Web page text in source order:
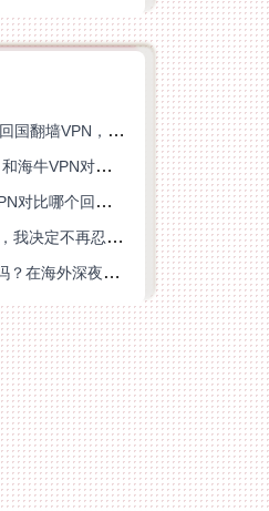
海外党必看：如何选对回国翻墙VPN，无缝解锁国内资源？
ChickCN VPN好用吗？和海牛VPN对比哪个回国效果更好？
ChickCN VPN和当归VPN对比哪个回国效果更好？海外党亲测后选了它
深夜连不上Steam回国，我决定不再忍受这数字鸿沟
Quickback和巨鲸好用吗？在海外深夜想刷B站、追爱奇艺的你，或许正需要这份答案